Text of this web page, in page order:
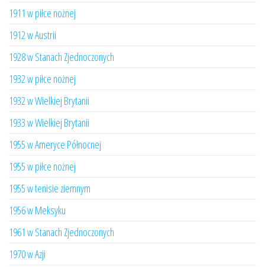
1911 w piłce nożnej
1912 w Austrii
1928 w Stanach Zjednoczonych
1932 w piłce nożnej
1932 w Wielkiej Brytanii
1933 w Wielkiej Brytanii
1955 w Ameryce Północnej
1955 w piłce nożnej
1955 w tenisie ziemnym
1956 w Meksyku
1961 w Stanach Zjednoczonych
1970 w Azji